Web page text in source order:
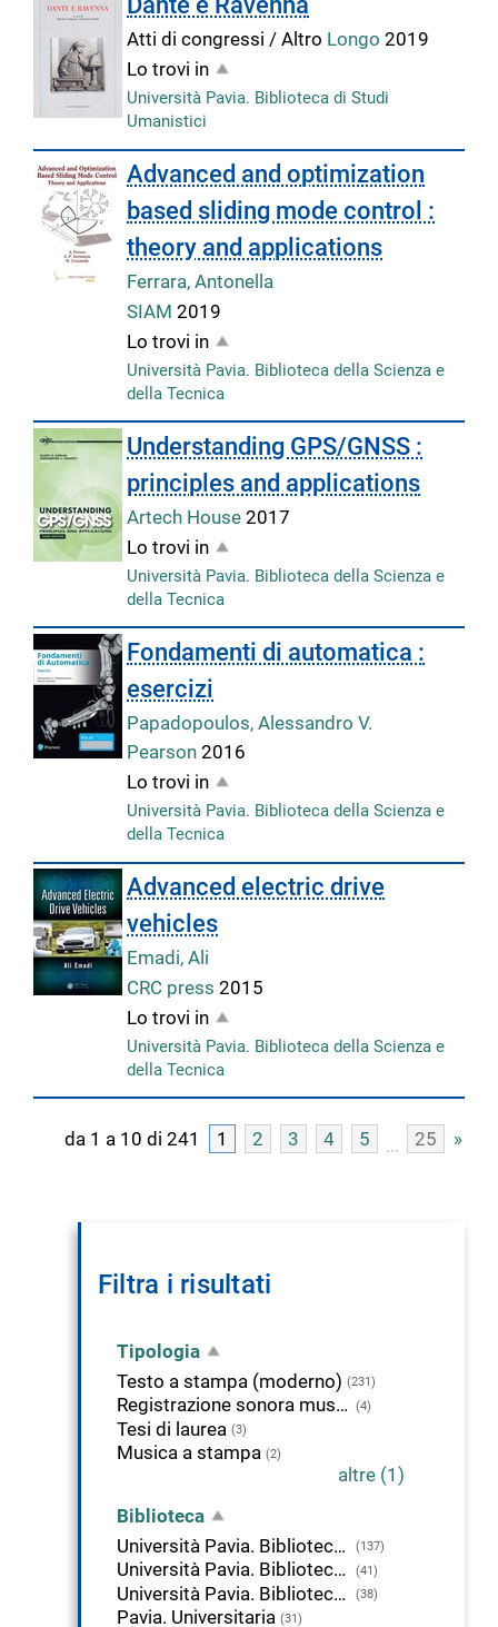
Atti di congressi / Altro Longo2019
Lo trovi in
Università Pavia. Biblioteca di Studi
Umanistici
Advanced and optimization
based sliding mode control :
theory and applications
Ferrara, Antonella
SIAM2019
Lo trovi in
Università Pavia. Biblioteca della Scienza e
della Tecnica
Understanding GPS/GNSS :
principles and applications
Artech House2017
Lo trovi in
Università Pavia. Biblioteca della Scienza e
della Tecnica
Fondamenti di automatica :
esercizi
Papadopoulos, Alessandro V.
Pearson2016
Lo trovi in
Università Pavia. Biblioteca della Scienza e
della Tecnica
Advanced electric drive
vehicles
Emadi, Ali
CRC press2015
Lo trovi in
Università Pavia. Biblioteca della Scienza e
della Tecnica
da 1 a 10 di 241 1 2 3 4 5 25 »
Filtra i risultati
Tipologia
Testo a stampa (moderno) (231)
Registrazione sonora musicale (4)
Tesi di laurea (3)
Musica a stampa (2)
altre (1)
Biblioteca
Università Pavia. Biblioteca della Scienza e della Tecnica
(137)
Università Pavia. Biblioteca di Studi Umanistici (41)
Università Pavia. Biblioteca delle Scienze (38)
Pavia. Universitaria (31)